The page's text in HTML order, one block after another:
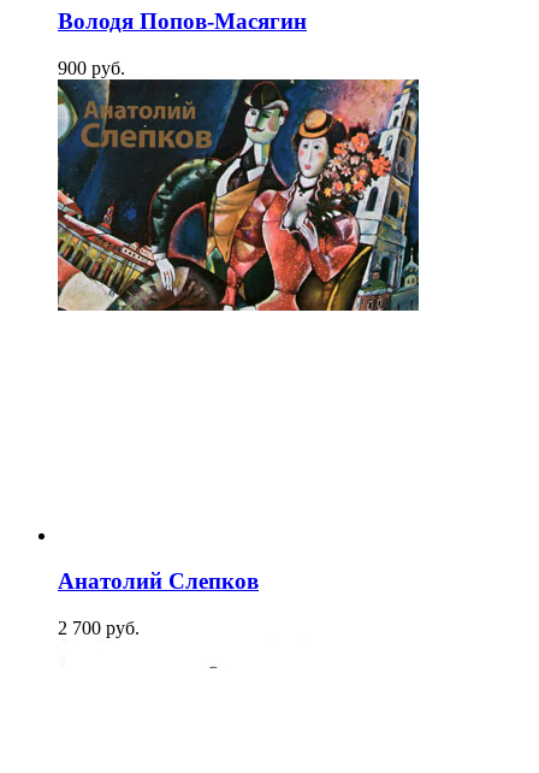
Володя Попов-Масягин
900 pуб.
Анатолий Слепков
2 700 pуб.